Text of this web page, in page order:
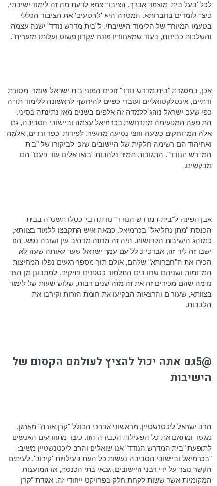
לכל 'בעל בית' מוצמד אברך. הציבור צמא לדעת מה זה לימוד ישיבתי,
כיצד לומדים בחברותא. המטרה היא 'להטעים' את הציבור הכללי
בטעמו המיוחד של הלימוד הישיבתי. ל"בית מדרש נודד" ישנה עצמה
והשלכות כבירות, בעוד שמאחוריו מונח עקרון פשוט ועלותו מזערית".
אכן, במסגרת "בית מדרש נודד" זוכים המוני בית ישראל שומרי מסורת
ודתיים, אינטלקטואליים ועובדי כפיים להיחשף לראשונה ללימוד תורה
כפי שעם ישראל נוהג ללמדה זה אלפים בשנים מאז נתינתה בסיני.
התופעה המפעימה מתרחשת בכרמיאל עצמה וביישובי הסביבה, גם
אלה המרוחקים כשעה וחצי נסיעה מהעיר. לפידות, כפר ורדים, אלמה
ואחיהוד הם רשימה חלקית של היישובים שזכו לביקורו של "בית
המדרש הנודד". התגובות תמיד נלהבות "בואו אלינו עוד פעם" הם
מבקשים.
אבן הפינה ל"בית המדרש הנודד" נורתה בי' כסלו תשס"ה בבית
הכנסת "מתן נחליאל" בכרמיאל. כמאה איש התקבצו ללמוד בצוותא,
כמנהג הישיבות הקדושות. היה זה מחזה מרהיב עין ושובה נפש. הם
ישבו זה ליד זה, אברכי כולל עם עמך ישראל שעד לאותה שעה לא
הכירו את ה"חברותא" שלהם, אולם תוך מספר רגעים נפלו המחיצות
המדומות ושניהם שחו בים התלמוד כספנים ותיקים. למתבונן מן הצד
נדמה שהם מכירים זה את זה מזה שנים רבות, שלוש שעות של לימוד
בצוותא, שעורים והרצאות הבקיעו את חומת הזרות וקירבו את
הלבבות.
@5גם אתה יכול להציץ לעולמם הקסום של
הישיבות
הרב ישראל ליכטנשטיין, מראשוני אברכי הכולל "קרן אורה" מארגן,
מגשר ומתאם את כל הפעילות הכבירה הזו. כיצד מתוודעים האנשים
לתופעת "בית המדרש הנודד" אנו שואלים והרב ליכטנשטיין משיב:
"בכרמיאל וביישובי הסביבה נעשות כל העת פעילויות 'קירוב'. לעיתים
הקשר נוצר על ידי רבני היישובים, גבאי בתי הכנסת, או המועצות
המקומיות אשר ששות לקחת חלק בפרויקט ייחודי זה. אגודת "קרן